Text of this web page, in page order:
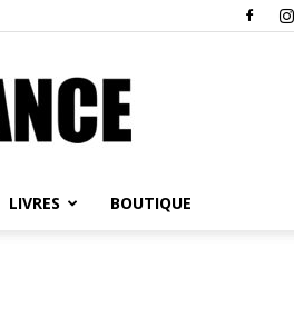
LIVRES BOUTIQUE